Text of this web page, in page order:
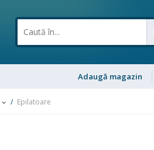
Adaugă magazin
/ Epilatoare